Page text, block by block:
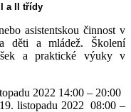
a II třídy
asistentskou činnost v
děti a mládež. Školení
a praktické výuky v
2022 14:00 – 20:00
2022 08:00 –